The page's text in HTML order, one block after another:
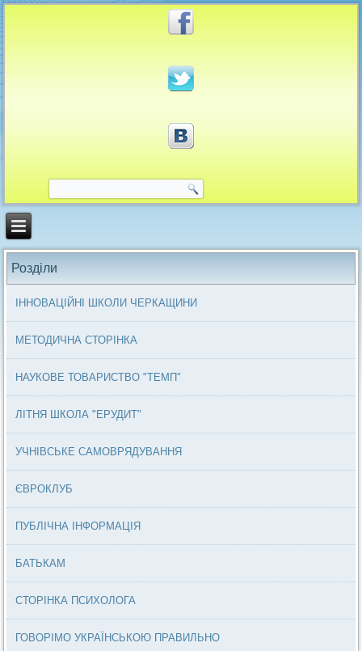
Розділи
ІННОВАЦІЙНІ ШКОЛИ ЧЕРКАЩИНИ
МЕТОДИЧНА СТОРІНКА
НАУКОВЕ ТОВАРИСТВО "ТЕМП"
ЛІТНЯ ШКОЛА "ЕРУДИТ"
УЧНІВСЬКЕ САМОВРЯДУВАННЯ
ЄВРОКЛУБ
ПУБЛІЧНА ІНФОРМАЦІЯ
БАТЬКАМ
СТОРІНКА ПСИХОЛОГА
ГОВОРІМО УКРАЇНСЬКОЮ ПРАВИЛЬНО